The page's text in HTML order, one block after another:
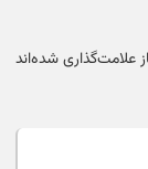
علامت‌گذاری شده‌اند